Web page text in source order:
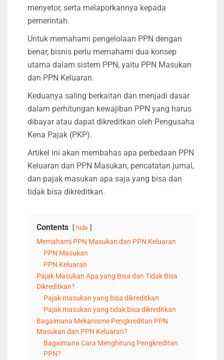
menyetor, serta melaporkannya kepada
pemerintah.
Untuk memahami pengelolaan PPN dengan
benar, bisnis perlu memahami dua konsep
utama dalam sistem PPN, yaitu PPN Masukan
dan PPN Keluaran.
Keduanya saling berkaitan dan menjadi dasar
dalam perhitungan kewajiban PPN yang harus
dibayar atau dapat dikreditkan oleh Pengusaha
Kena Pajak (PKP).
Artikel ini akan membahas apa perbedaan PPN
Keluaran dan PPN Masukan, pencatatan jurnal,
dan pajak masukan apa saja yang bisa dan
tidak bisa dikreditkan.
Contents hide
Memahami PPN Masukan dan PPN Keluaran
PPN Masukan
PPN Keluaran
Pajak Masukan Apa yang Bisa dan Tidak Bisa
Dikreditkan?
Pajak masukan yang bisa dikreditkan
Pajak masukan yang tidak bisa dikreditkan
Bagaimana Mekanisme Pengkreditan PPN
Masukan dan PPN Keluaran?
Bagaimana Cara Menghitung Pengkreditan
PPN?